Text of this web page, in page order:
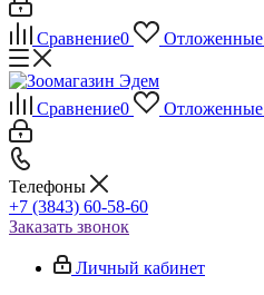
Сравнение0 Отложенные
Сравнение0 Отложенные
Телефоны
+7 (3843) 60-58-60
Заказать звонок
Личный кабинет